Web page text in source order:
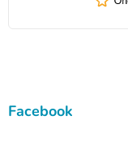
Facebook